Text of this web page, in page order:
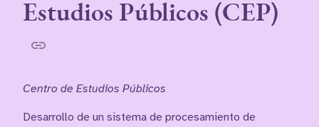
Estudios Públicos (CEP)
Centro de Estudios Públicos
Desarrollo de un sistema de procesamiento de